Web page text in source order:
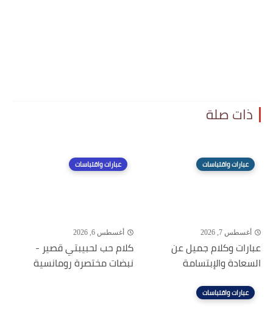
ذات صلة
عبارات واقتباسات
أغسطس 7, 2026
عبارات وكلام جميل عن
السعادة والإبتسامة
عبارات واقتباسات
أغسطس 6, 2026
كلام حب لحبيبتي قصير -
نبضات مختصرة رومانسية
عبارات واقتباسات